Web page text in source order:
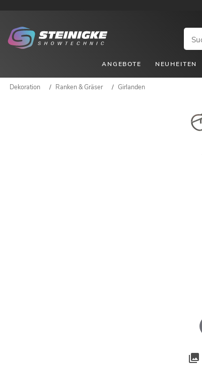
ANGEBOTE NEUHEITEN
Dekoration / Ranken & Gräser / Girlanden